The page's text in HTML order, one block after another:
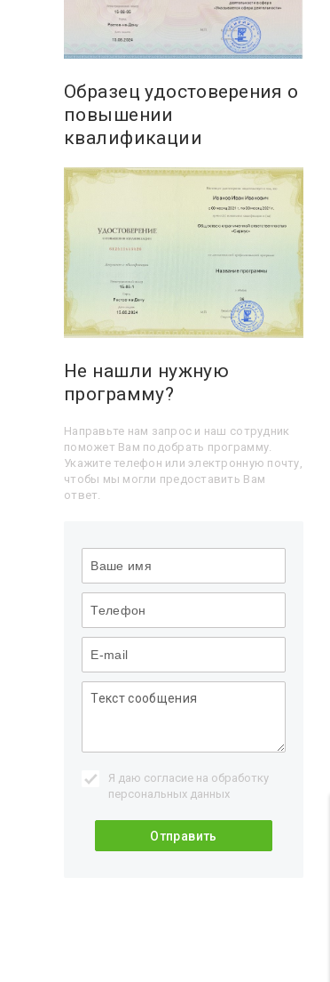
Образец удостоверения о
повышении
квалификации
Не нашли нужную
программу?
Направьте нам запрос и наш сотрудник
поможет Вам подобрать программу.
Укажите телефон или электронную почту,
чтобы мы могли предоставить Вам
ответ.
Я даю согласие на обработку
персональных данных